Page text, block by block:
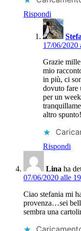
Rispondi
17/06/2020
Grazie
mio
in più, ci
dovuto fare
per un
altro spunto!
Rispondi
Lina ha
07/06/2020 alle
Ciao stefania mi
provenza…sei
sembra una